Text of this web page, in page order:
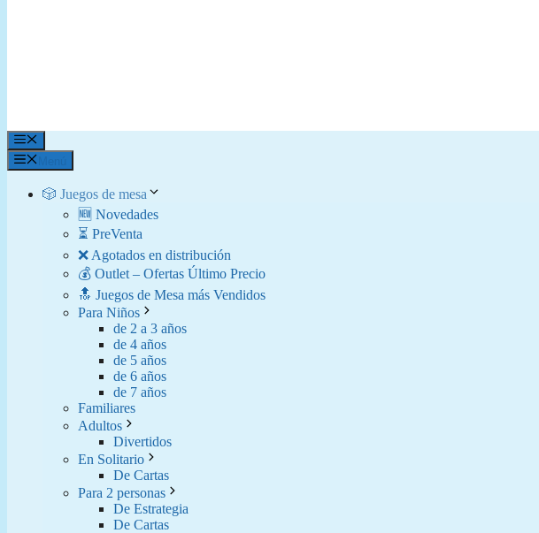
Menú
🎲 Juegos de mesa
🆕 Novedades
⏳ PreVenta
❌ Agotados en distribución
💰 Outlet – Ofertas Último Precio
🔝 Juegos de Mesa más Vendidos
Para Niños
de 2 a 3 años
de 4 años
de 5 años
de 6 años
de 7 años
Familiares
Adultos
Divertidos
En Solitario
De Cartas
Para 2 personas
De Estrategia
De Cartas